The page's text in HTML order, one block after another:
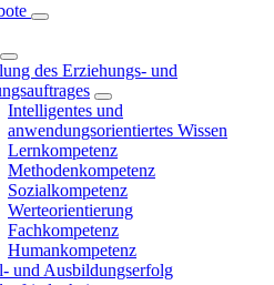
des Erziehungs- und
Intelligentes und
anwendungsorientiertes Wissen
Lernkompetenz
Methodenkompetenz
Sozialkompetenz
Werteorientierung
Fachkompetenz
Humankompetenz
und Ausbildungserfolg